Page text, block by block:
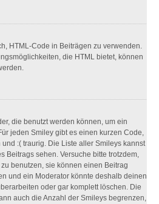
HTML-Code in Beiträgen zu verwenden.
die HTML bietet, können
die benutzt werden können, um ein
jeden Smiley gibt es einen kurzen Code,
und :( traurig. Die Liste aller Smileys kannst
Beitrags sehen. Versuche bitte trotzdem,
benutzen, sie können einen Beitrag
und ein Moderator könnte deshalb deinen
oder gar komplett löschen. Die
auch die Anzahl der Smileys begrenzen,